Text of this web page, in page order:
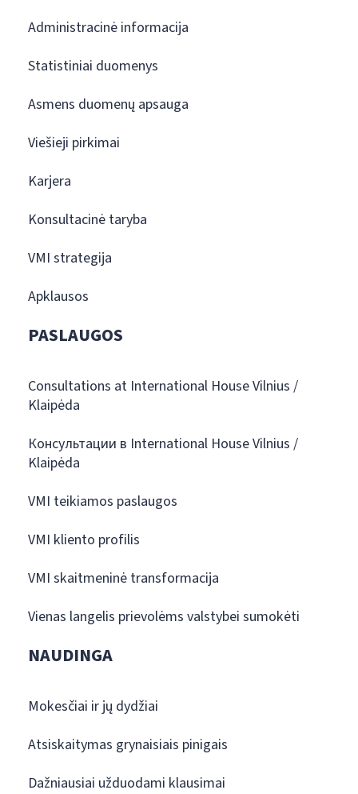
Administracinė informacija
Statistiniai duomenys
Asmens duomenų apsauga
Viešieji pirkimai
Karjera
Konsultacinė taryba
VMI strategija
Apklausos
PASLAUGOS
Consultations at International House Vilnius /
Klaipėda
Консультации в International House Vilnius /
Klaipėda
VMI teikiamos paslaugos
VMI kliento profilis
VMI skaitmeninė transformacija
Vienas langelis prievolėms valstybei sumokėti
NAUDINGA
Mokesčiai ir jų dydžiai
Atsiskaitymas grynaisiais pinigais
Dažniausiai užduodami klausimai